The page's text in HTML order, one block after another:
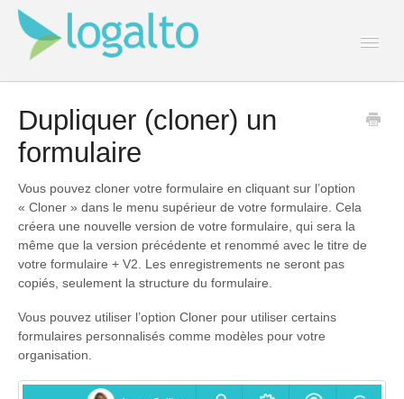
Dupliquer (cloner) un
formulaire
Vous pouvez cloner votre formulaire en cliquant sur l’option
« Cloner » dans le menu supérieur de votre formulaire. Cela
créera une nouvelle version de votre formulaire, qui sera la
même que la version précédente et renommé avec le titre de
votre formulaire + V2. Les enregistrements ne seront pas
copiés, seulement la structure du formulaire.
Vous pouvez utiliser l’option Cloner pour utiliser certains
formulaires personnalisés comme modèles pour votre
organisation.